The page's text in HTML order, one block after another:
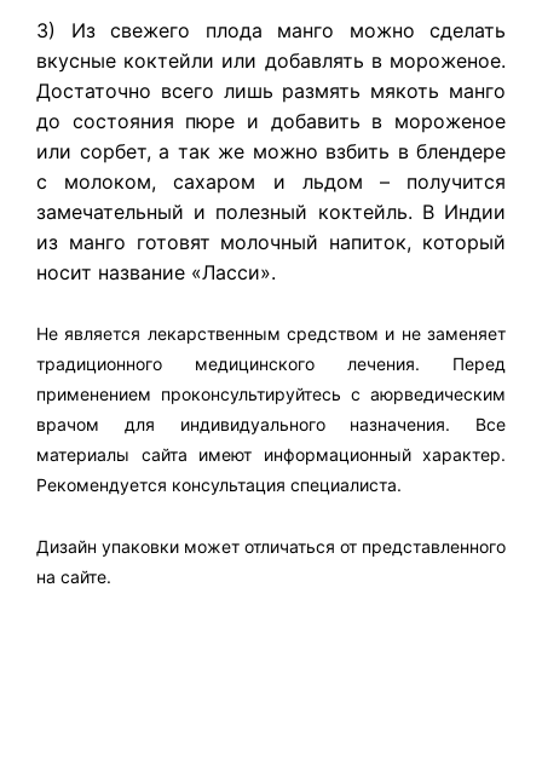
3) Из свежего плода манго можно сделать
вкусные коктейли или добавлять в мороженое.
Достаточно всего лишь размять мякоть манго
до состояния пюре и добавить в мороженое
или сорбет, а так же можно взбить в блендере
с молоком, сахаром и льдом – получится
замечательный и полезный коктейль. В Индии
из манго готовят молочный напиток, который
носит название «Ласси».
Не является лекарственным средством и не заменяет
традиционного медицинского лечения. Перед
применением проконсультируйтесь с аюрведическим
врачом для индивидуального назначения. Все
материалы сайта имеют информационный характер.
Рекомендуется консультация специалиста.
Дизайн упаковки может отличаться от представленного
на сайте.